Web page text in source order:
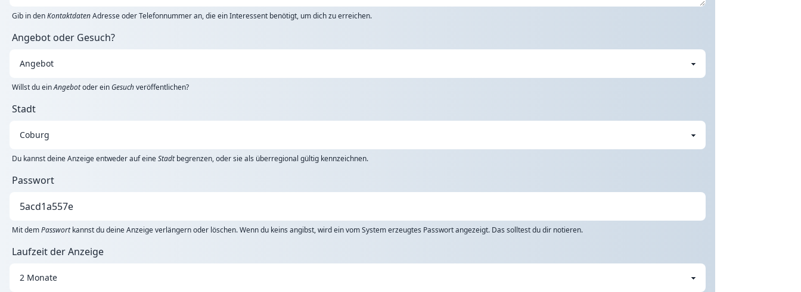
Gib in denKontaktdatenAdresse oder Telefonnummer an, die ein Interessent benötigt, um dich zu erreichen.
Angebot oder Gesuch?
Willst du einAngebotoder einGesuchveröffentlichen?
Stadt
Du kannst deine Anzeige entweder auf eineStadtbegrenzen, oder sie als überregional gültig kennzeichnen.
Passwort
Mit demPasswortkannst du deine Anzeige verlängern oder löschen. Wenn du keins angibst, wird ein vom System erzeugtes Passwort angezeigt. Das solltest du dir notieren.
Laufzeit der Anzeige